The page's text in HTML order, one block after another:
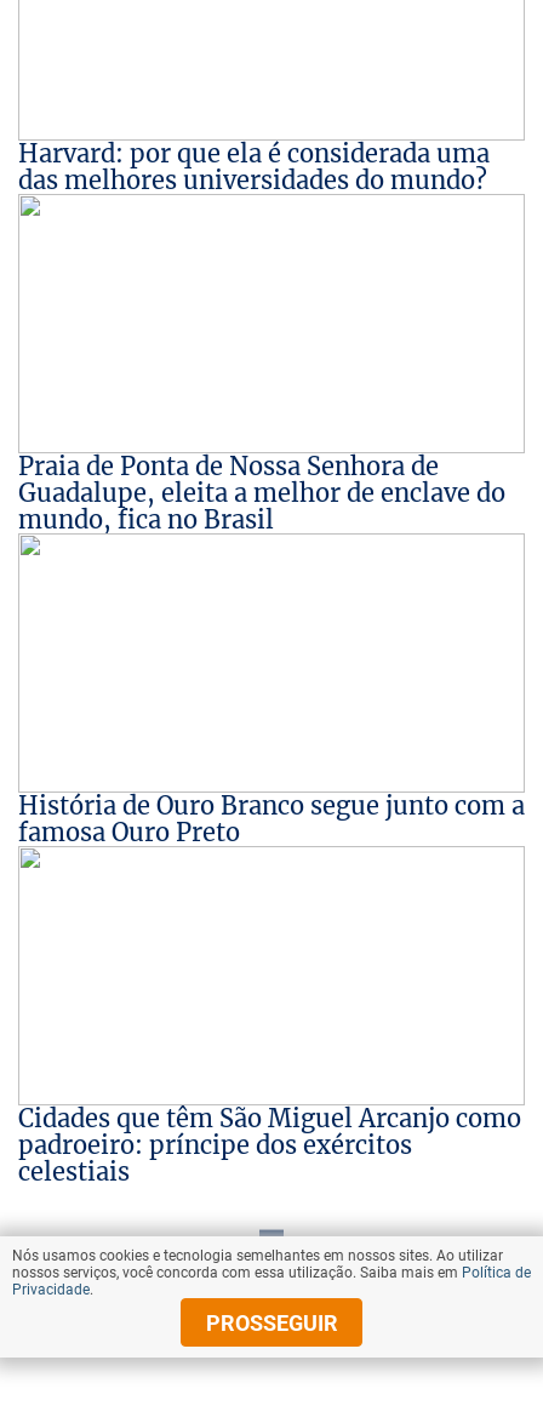
Harvard: por que ela é considerada uma
das melhores universidades do mundo?
Praia de Ponta de Nossa Senhora de
Guadalupe, eleita a melhor de enclave do
mundo, fica no Brasil
História de Ouro Branco segue junto com a
famosa Ouro Preto
Cidades que têm São Miguel Arcanjo como
padroeiro: príncipe dos exércitos
celestiais
VOLTAR AO TOPO
© Copyright 2026 Diários Associados
Nós usamos cookies e tecnologia semelhantes em nossos sites. Ao utilizar
nossos serviços, você concorda com essa utilização. Saiba mais em Política de
Privacidade.
PROSSEGUIR